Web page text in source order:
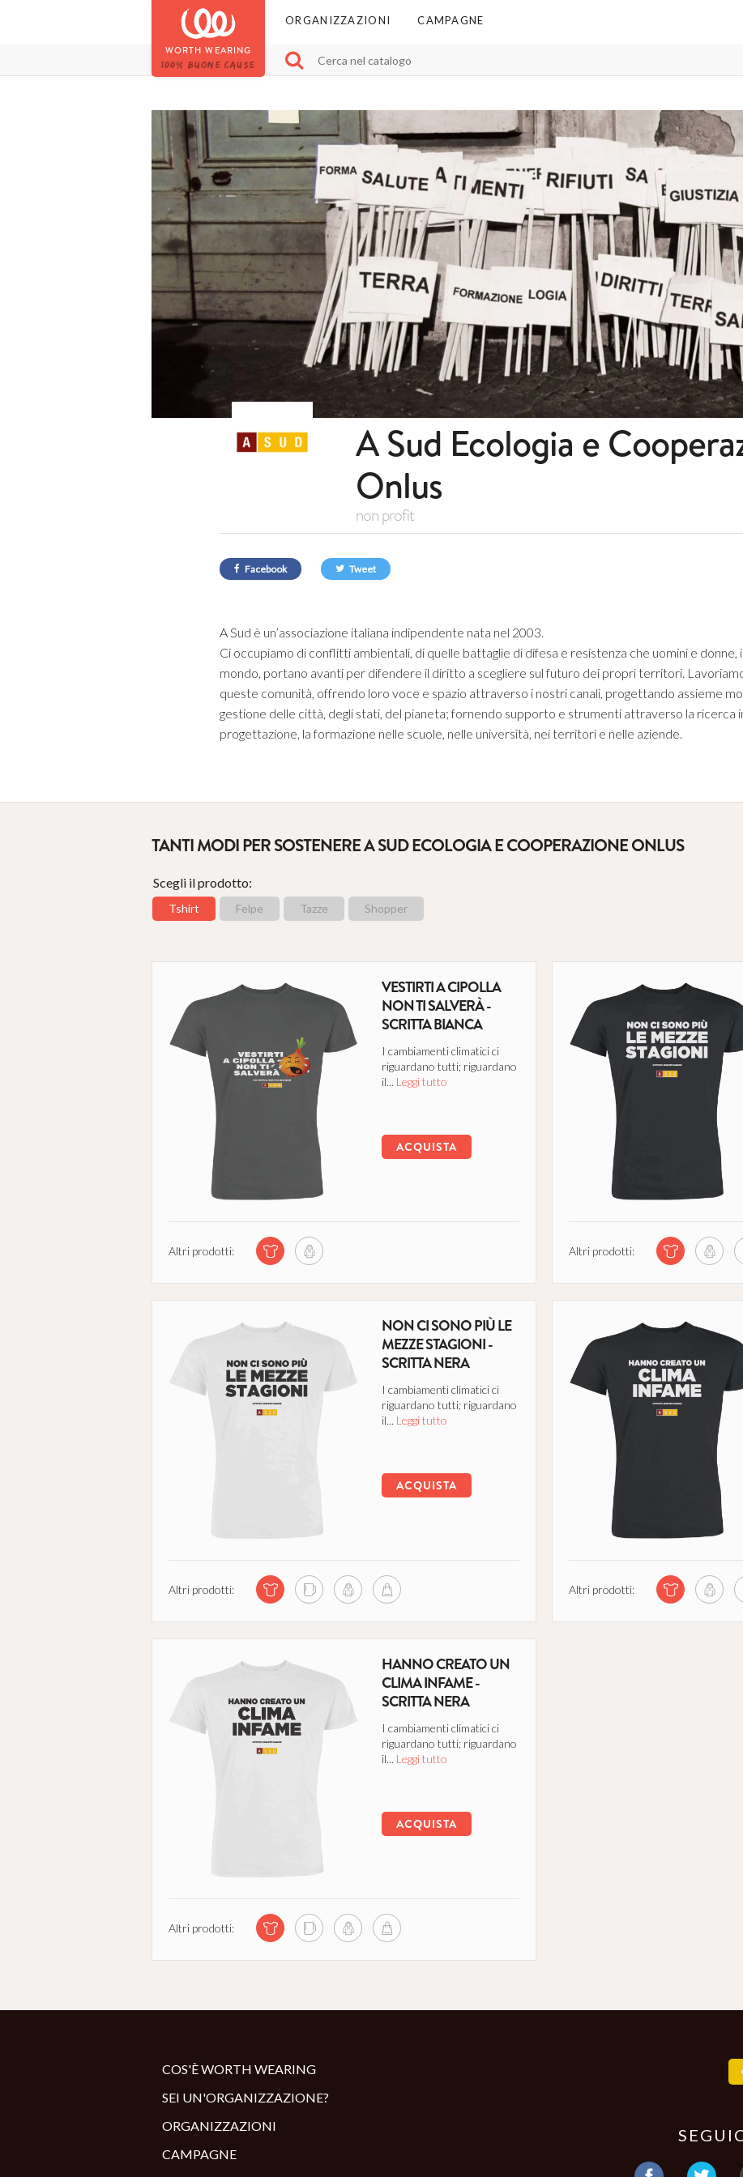
WORTH WEARING
100% BUONE CAUSE
ORGANIZZAZIONI CAMPAGNE
A Sud Ecologia e
Onlus
non profit
Facebook Tweet
A Sud è un’associazione italiana indipendente nata nel 2003.
Ci occupiamo di conflitti ambientali, di quelle battaglie di difesa e resistenza che uomini e donne,
mondo, portano avanti per difendere il diritto a scegliere sul futuro dei propri territori.
queste comunità, offrendo loro voce e spazio attraverso i nostri canali, progettando assieme
gestione delle città, degli stati, del pianeta; fornendo supporto e strumenti attraverso la ricerca
progettazione, la formazione nelle scuole, nelle università, nei territori e nelle aziende.
TANTI MODI PER SOSTENERE A SUD ECOLOGIA E COOPERAZIONE ONLUS
Scegli il prodotto:
Tshirt Felpe Tazze Shopper
VESTIRTI A CIPOLLA
NON TI SALVERÀ -
SCRITTA BIANCA
I cambiamenti climatici ci
riguardano tutti; riguardano
il... Leggi tutto
ACQUISTA
Altri prodotti: Altri prodotti:
NON CI SONO PIÙ LE
MEZZE STAGIONI -
SCRITTA NERA
I cambiamenti climatici ci
riguardano tutti; riguardano
il... Leggi tutto
ACQUISTA
Altri prodotti: Altri prodotti:
HANNO CREATO UN
CLIMA INFAME -
SCRITTA NERA
I cambiamenti climatici ci
riguardano tutti; riguardano
il... Leggi tutto
ACQUISTA
Altri prodotti:
COS'È WORTH WEARING
SEI UN'ORGANIZZAZIONE?
ORGANIZZAZIONI
CAMPAGNE